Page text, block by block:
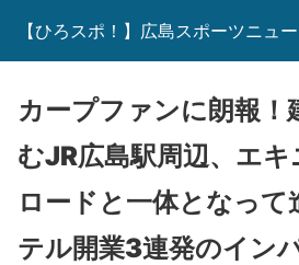
【ひろスポ！】広島スポーツニュ
カープファンに朗報！
むJR広島駅周辺、エ
ロードと一体となって
テル開業3連発のイン